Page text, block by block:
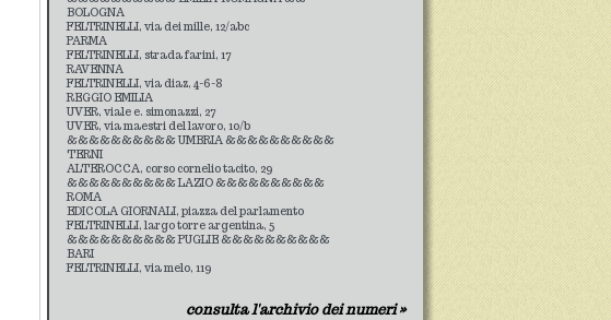
BOLOGNA
FELTRINELLI, via dei mille, 12/abc
PARMA
FELTRINELLI, strada farini, 17
RAVENNA
FELTRINELLI, via diaz, 4-6-8
REGGIO EMILIA
UVER, viale e. simonazzi, 27
UVER, via maestri del lavoro, 10/b
&&&&&&&&&& UMBRIA &&&&&&&&&&
TERNI
ALTEROCCA, corso cornelio tacito, 29
&&&&&&&&&& LAZIO &&&&&&&&&&
ROMA
EDICOLA GIORNALI, piazza del parlamento
FELTRINELLI, largo torre argentina, 5
&&&&&&&&&& PUGLIE &&&&&&&&&&
BARI
FELTRINELLI, via melo, 119
consulta l'archivio dei numeri »